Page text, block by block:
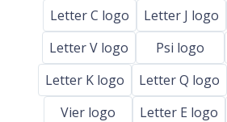
Letter C logo Letter J logo
Letter V logo
Psi logo
Letter K logo
Letter Q logo
Vier logo
Letter E logo